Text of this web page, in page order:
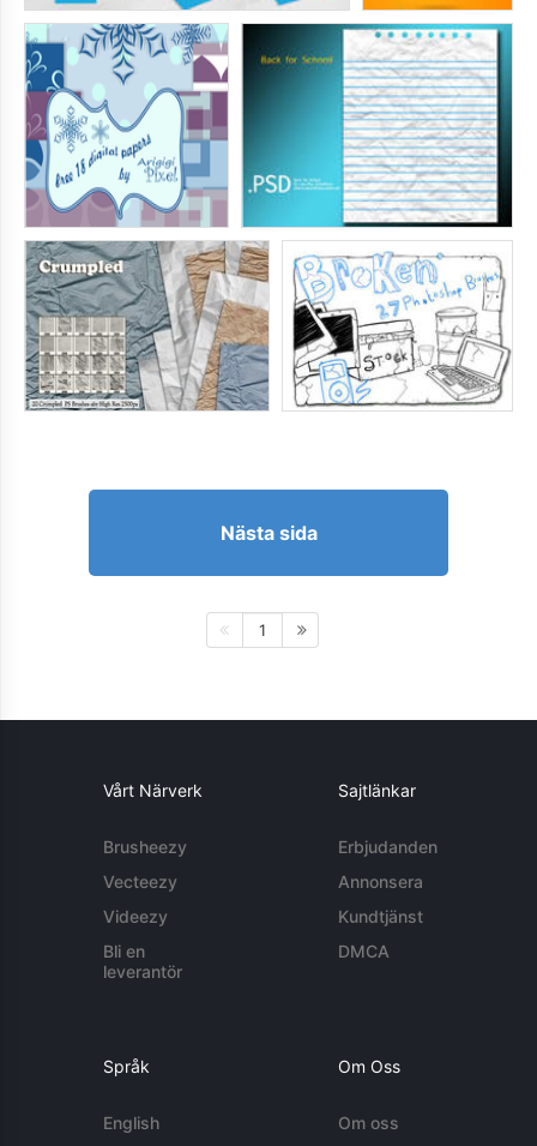
Nästa sida
1
Vårt Närverk
Brusheezy
Vecteezy
Videezy
Bli en
leverantör
Sajtlänkar
Erbjudanden
Annonsera
Kundtjänst
DMCA
Språk
English
Om Oss
Om oss